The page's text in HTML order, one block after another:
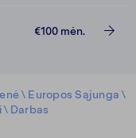
€100 mėn.
\ Europos Sąjunga \
\ Darbas